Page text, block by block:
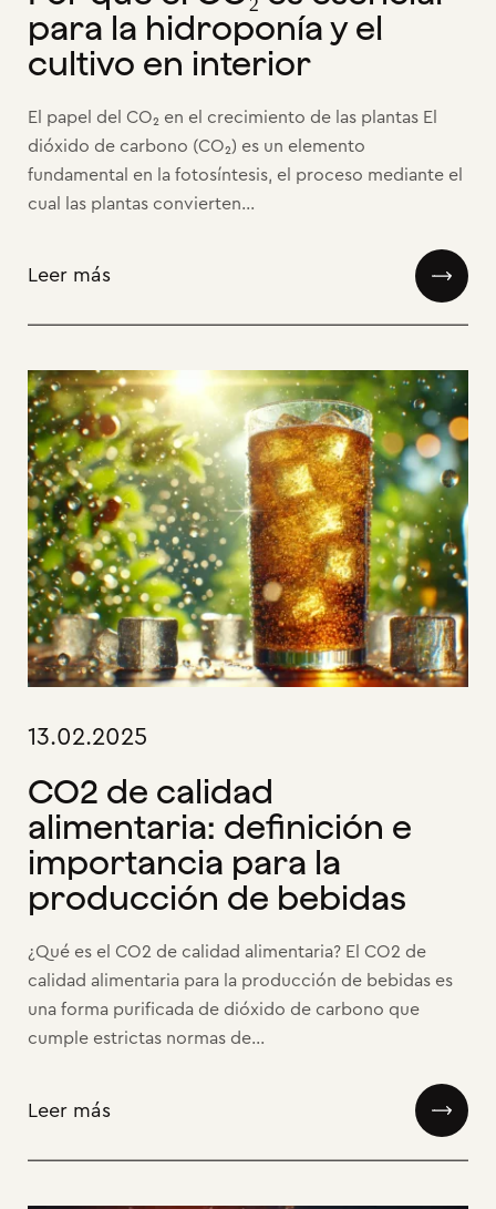
para la hidroponía y el
cultivo en interior
El papel del CO₂ en el crecimiento de las plantas El
dióxido de carbono (CO₂) es un elemento
fundamental en la fotosíntesis, el proceso mediante el
cual las plantas convierten...
Leer más
13.02.2025
CO2 de calidad
alimentaria: definición e
importancia para la
producción de bebidas
¿Qué es el CO2 de calidad alimentaria? El CO2 de
calidad alimentaria para la producción de bebidas es
una forma purificada de dióxido de carbono que
cumple estrictas normas de...
Leer más